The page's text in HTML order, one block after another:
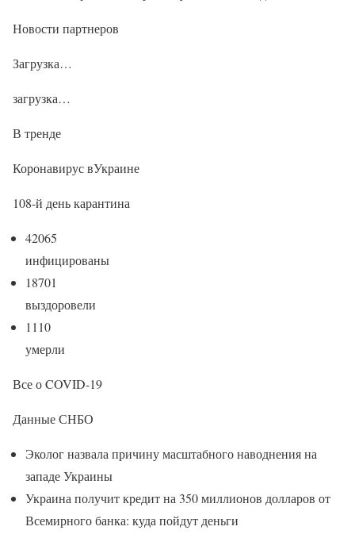
Новости партнеров
Загрузка…
загрузка…
В тренде
Коронавирус вУкраине
108-й день карантина
42065
инфицированы
18701
выздоровели
1110
умерли
Все о COVID-19
Данные СНБО
Эколог назвала причину масштабного наводнения на
западе Украины
Украина получит кредит на 350 миллионов долларов от
Всемирного банка: куда пойдут деньги